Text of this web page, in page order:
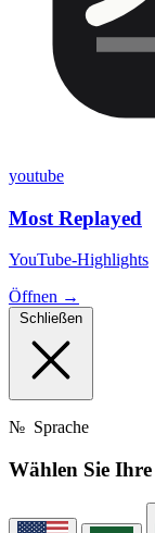
youtube
Most Replayed
YouTube-Highlights
Öffnen →
Schließen
№ Sprache
Wählen Sie Ihre